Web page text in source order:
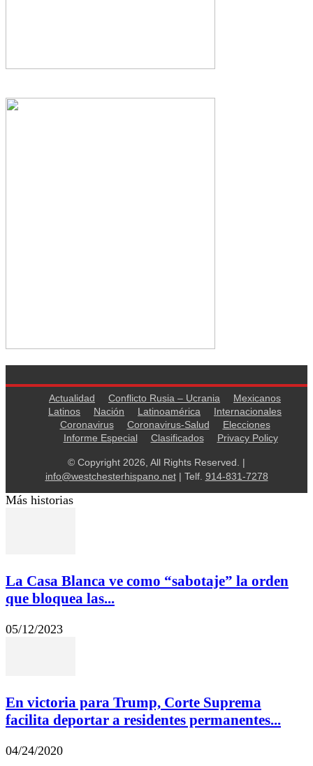
Actualidad Conflicto Rusia – Ucrania
Mexicanos
Latinos
Nación Latinoamérica
Internacionales
Coronavirus
Coronavirus-Salud
Elecciones
Informe Especial
Clasificados Privacy Policy
© Copyright 2026, All Rights Reserved. |
info@westchesterhispano.net| Telf. 914-831-7278
Más historias
La Casa Blanca ve como “sabotaje” la orden
que bloquea las...
05/12/2023
En victoria para Trump, Corte Suprema
facilita deportar a residentes permanentes...
04/24/2020